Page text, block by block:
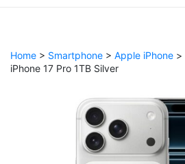
Home > Smartphone > Apple iPhone >
iPhone 17 Pro 1TB Silver